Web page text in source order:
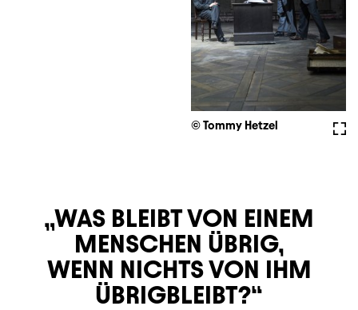
© Tommy Hetzel
WAS BLEIBT VON EINEM
MENSCHEN ÜBRIG,
WENN NICHTS VON IHM
ÜBRIGBLEIBT?